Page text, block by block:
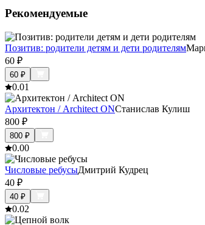
Рекомендуемые
Позитив: родители детям и дети родителям
60 ₽
60 ₽
0.01
Архитектон / Architect ONСтанислав Кулиш
800 ₽
800 ₽
0.00
Числовые ребусыДмитрий Кудрец
40 ₽
40 ₽
0.02